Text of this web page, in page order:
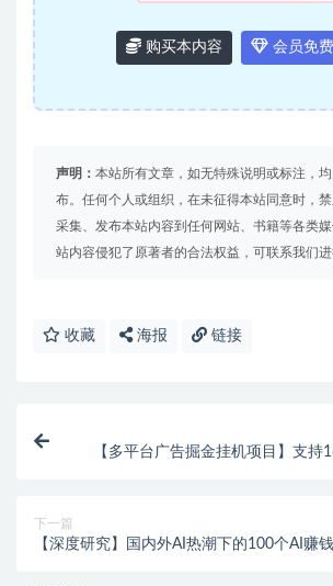
购买本内容 会员免
声明： 本站所有文章，如无特殊说明或标注，
布。任何个人或组织，在未征得本站同意时，禁
采集、发布本站内容到任何网站、书籍等各类
站内容侵犯了原著者的合法权益，可联系我们进
收藏 海报 链接
【多平台广告掘金挂机项目】支持
下一篇
【深度研究】国内外AI热潮下的100个AI赚